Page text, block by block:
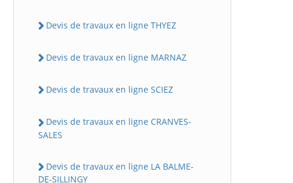
Devis de travaux en ligne THYEZ
Devis de travaux en ligne MARNAZ
Devis de travaux en ligne SCIEZ
Devis de travaux en ligne CRANVES-
SALES
Devis de travaux en ligne LA BALME-
DE-SILLINGY